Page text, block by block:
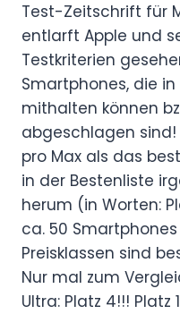
Test-Zeitschrift für
entlarft Apple und
Testkriterien
Smartphones, die
mithalten können
abgeschlagen sind!
pro Max als das
in der Bestenliste
herum (in Worten:
ca. 50
Preisklassen sind
Nur mal zum
Ultra: Platz 4!!!